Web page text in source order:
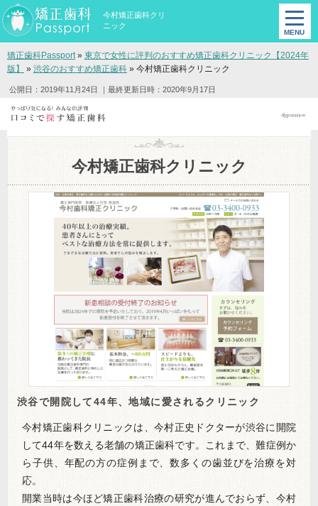
今村矯正歯科クリ
ニック
矯正歯科Passport» 東京で女性に評判のおすすめ矯正歯科クリニック【2024年
版】
» 渋谷のおすすめ矯正歯科 » 今村矯正歯科クリニック
公開日：2019年11月24日 ｜最終更新日時：2020年9月17日
今村矯正歯科クリニック
渋谷で開院して44年、地域に愛されるクリニック
今村矯正歯科クリニックは、今村正史ドクターが渋谷に開院
して44年を数える老舗の矯正歯科です。これまで、難症例か
ら子供、年配の方の症例まで、数多くの歯並びを治療を対
応。
開業当時は今ほど矯正歯科治療の研究が進んでおらず、今村